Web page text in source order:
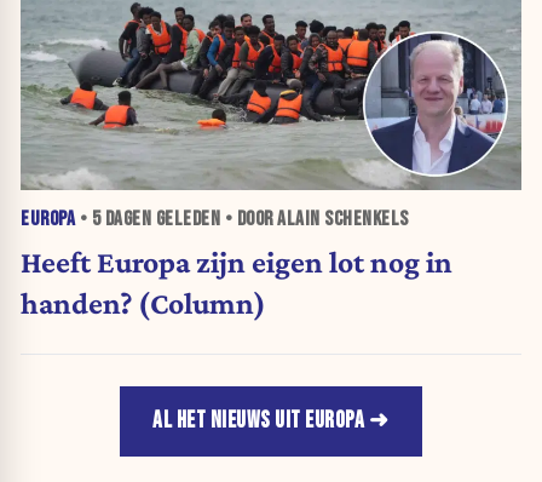
EUROPA• 5 DAGEN GELEDEN • DOOR ALAIN SCHENKELS
Heeft Europa zijn eigen lot nog in
handen? (Column)
AL HET NIEUWS UIT EUROPA